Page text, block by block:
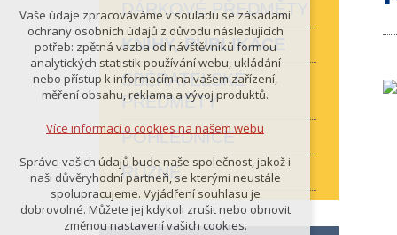
DÁRKOVÉ PŘEDMĚTY
KNIHY, PUBLIKACE
SBĚRATELSKÉ
PŘEDMĚTY
POHLEDNICE
RŮZNÉ
Technická cookies
nutná pro provozování webu
udržení kontextu stránek (session):
případná přihlášení, volby jazyka, apod.
Volitelná cookies
analytická pro anonymizované
vyhodnocení návštěvnosti
marketingová cookies (Google)
Více informací o cookies na našem webu
Vaše údaje zpracováváme v souladu se zásadami
ochrany osobních údajů z důvodu následujících
potřeb: zpětná vazba od návštěvníků formou
analytických statistik používání webu, ukládání
nebo přístup k informacím na vašem zařízení,
měření obsahu, reklama a vývoj produktů.
Více informací o cookies na našem webu
Správci vašich údajů bude naše společnost, jakož i
naši důvěryhodní partneři, se kterými neustále
spolupracujeme. Vyjádření souhlasu je
dobrovolné. Můžete jej kdykoli zrušit nebo obnovit
změnou nastavení vašich cookies.